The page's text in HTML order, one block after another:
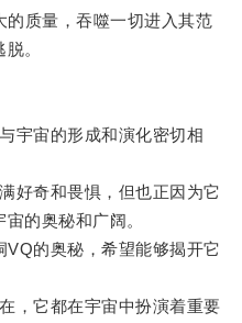
质量，吞噬一切进入其范
。
宙的形成和演化密切相
奇和畏惧，但也正因为它
的奥秘和广阔。
的奥秘，希望能够揭开它
它都在宇宙中扮演着重要